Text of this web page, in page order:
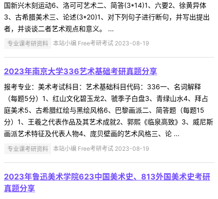
国新兴木刻运动6、洛可可艺术二、简答(3*14)1、六要2、徐黄异体
3、古希腊美术三、论述(3*20)1、对下列句子进行断句，并写出提出
者，并谈谈二者艺术观点和意义。 ...
专业课考研资料 本站小编 Free考研考试 2023-08-19
2023年南京大学336艺术基础考研真题分享
报考专业：美术考试科目：艺术基础科目代码：336一、名词解释
（每题5分）1、红山文化碧玉龙2、虢季子白盘3、青绿山水4、拜占
庭美术5、古希腊红绘与黑绘风格6、巴黎画派二、简答题（每题15
分）1、王羲之代表作品及其艺术成就2、郭熙《临泉高致》3、威尼斯
画派艺术特征及代表人物4、庞贝壁画的艺术风格三、论 ...
专业课考研资料 本站小编 Free考研考试 2023-08-19
2023年鲁迅美术学院623中国美术史、813外国美术史考研
真题分享